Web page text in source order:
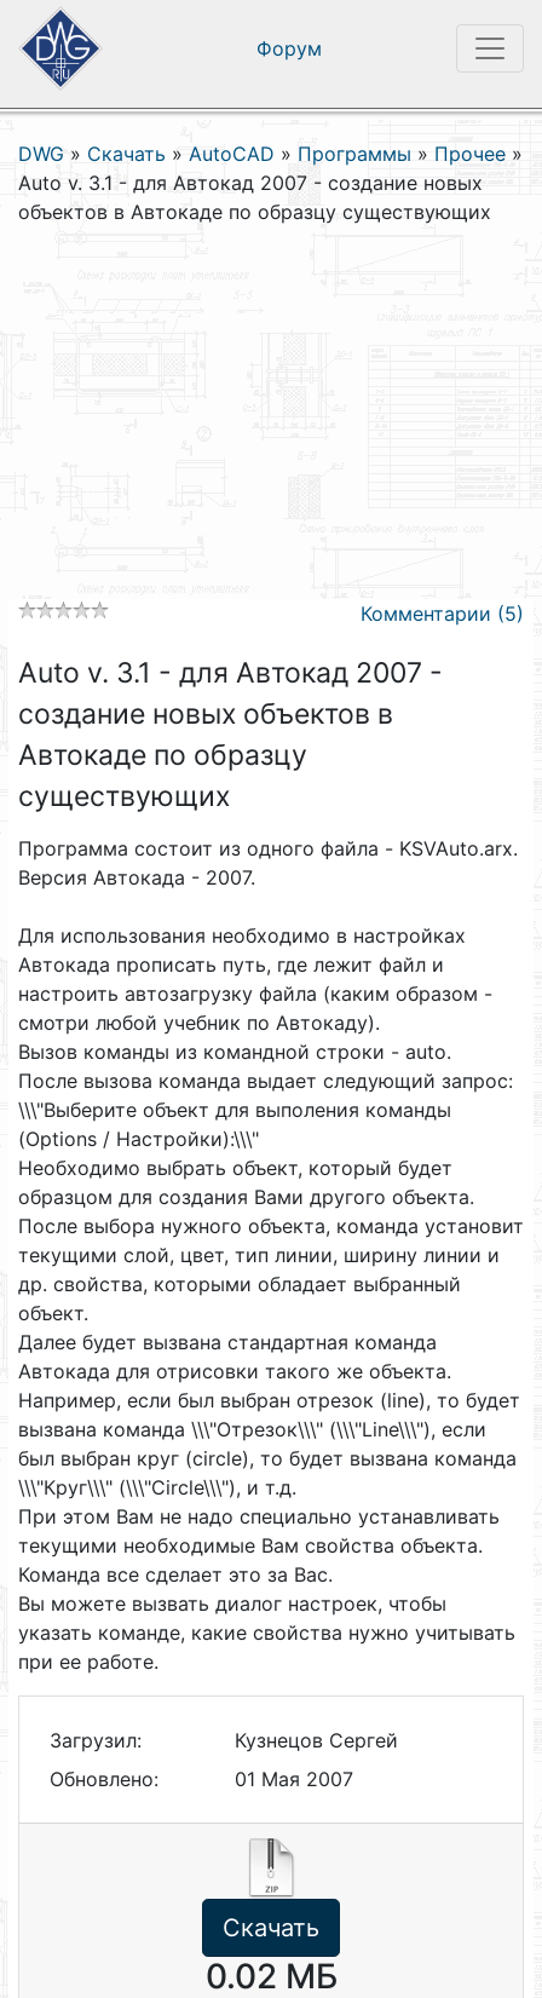
Форум
DWG » Скачать » AutoCAD » Программы » Прочее »
Auto v. 3.1 - для Автокад 2007 - создание новых
объектов в Автокаде по образцу существующих
Комментарии (5)
Auto v. 3.1 - для Автокад 2007 -
создание новых объектов в
Автокаде по образцу
существующих
Программа состоит из одного файла - KSVAuto.arx.
Версия Автокада - 2007.
Для использования необходимо в настройках
Автокада прописать путь, где лежит файл и
настроить автозагрузку файла (каким образом -
смотри любой учебник по Автокаду).
Вызов команды из командной строки - auto.
После вызова команда выдает следующий запрос:
\\\"Выберите объект для выполения команды
(Options / Настройки):\\\"
Необходимо выбрать объект, который будет
образцом для создания Вами другого объекта.
После выбора нужного объекта, команда установит
текущими слой, цвет, тип линии, ширину линии и
др. свойства, которыми обладает выбранный
объект.
Далее будет вызвана стандартная команда
Автокада для отрисовки такого же объекта.
Например, если был выбран отрезок (line), то будет
вызвана команда \\\"Отрезок\\\" (\\\"Line\\\"), если
был выбран круг (circle), то будет вызвана команда
\\\"Круг\\\" (\\\"Circle\\\"), и т.д.
При этом Вам не надо специально устанавливать
текущими необходимые Вам свойства объекта.
Команда все сделает это за Вас.
Вы можете вызвать диалог настроек, чтобы
указать команде, какие свойства нужно учитывать
при ее работе.
Загрузил:
Кузнецов Сергей
Обновлено:
01 Мая 2007
Скачать
0.02 МБ